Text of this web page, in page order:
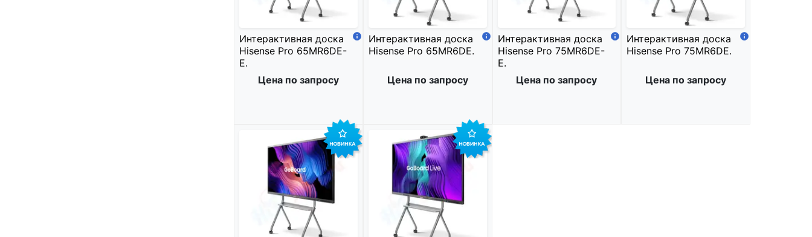
Интерактивная доска
Hisense Pro 65MR6DE-
E.
Цена по запросу
Интерактивная доска
Hisense Pro 65MR6DE.
Цена по запросу
Интерактивная доска
Hisense Pro 75MR6DE-
E.
Цена по запросу
Интерактивная доска
Hisense Pro 75MR6DE.
Цена по запросу